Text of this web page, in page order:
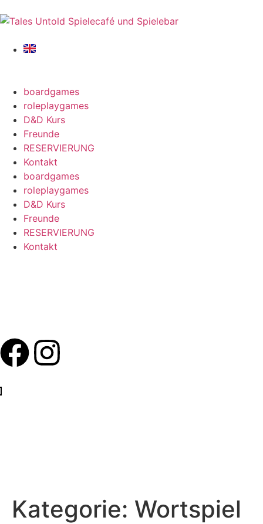
boardgames
roleplaygames
D&D Kurs
Freunde
RESERVIERUNG
Kontakt
boardgames
roleplaygames
D&D Kurs
Freunde
RESERVIERUNG
Kontakt
Kategorie: Wortspiel